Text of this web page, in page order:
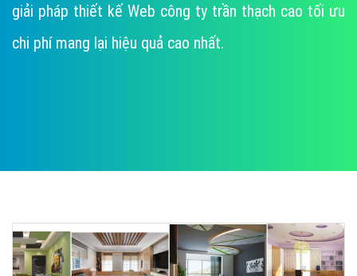
giải pháp thiết kế Web công ty trần thạch cao tối ưu
chi phí mang lại hiệu quả cao nhất.